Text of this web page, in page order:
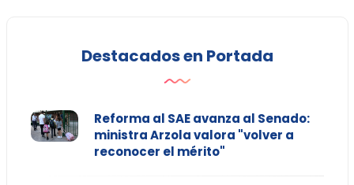
Destacados en Portada
Reforma al SAE avanza al Senado:
ministra Arzola valora "volver a
reconocer el mérito"